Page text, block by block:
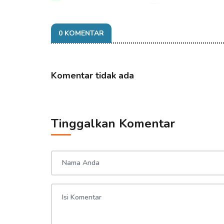
0 KOMENTAR
Komentar tidak ada
Tinggalkan Komentar